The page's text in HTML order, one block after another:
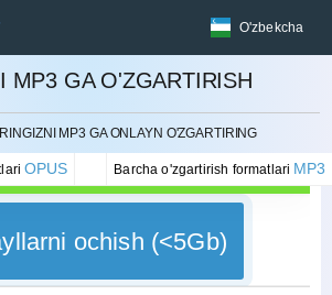
O'zbekcha
MP3 GA O'ZGARTIRISH
MP3 GA ONLAYN O'ZGARTIRING
OPUS Barcha o'zgartirish formatlari MP3
BEKOR QILISH
ochish (<5Gb)